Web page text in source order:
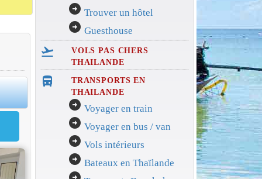
arrow_circle_right Trouver un hôtel
arrow_circle_right Guesthouse
flight_takeoff
VOLS PAS CHERS
THAILANDE
directions_bus_filled
TRANSPORTS EN
THAILANDE
arrow_circle_right Voyager en train
arrow_circle_right Voyager en bus / van
arrow_circle_right Vols intérieurs
arrow_circle_right Bateaux en Thaïlande